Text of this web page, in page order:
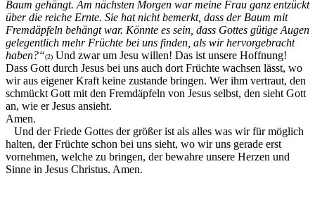
Baum gehängt. Am nächsten Morgen war meine Frau ganz entzückt
über die reiche Ernte. Sie hat nicht bemerkt, dass der Baum mit
Fremdäpfeln behängt war. Könnte es sein, dass Gottes gütige Augen
gelegentlich mehr Früchte bei uns finden, als wir hervorgebracht
haben?“(2) Und zwar um Jesu willen! Das ist unsere Hoffnung!
Dass Gott durch Jesus bei uns auch dort Früchte wachsen lässt, wo
wir aus eigener Kraft keine zustande bringen. Wer ihm vertraut, den
schmückt Gott mit den Fremdäpfeln von Jesus selbst, den sieht Gott
an, wie er Jesus ansieht.
Amen.
Und der Friede Gottes der größer ist als alles was wir für möglich
halten, der Früchte schon bei uns sieht, wo wir uns gerade erst
vornehmen, welche zu bringen, der bewahre unsere Herzen und
Sinne in Jesus Christus. Amen.